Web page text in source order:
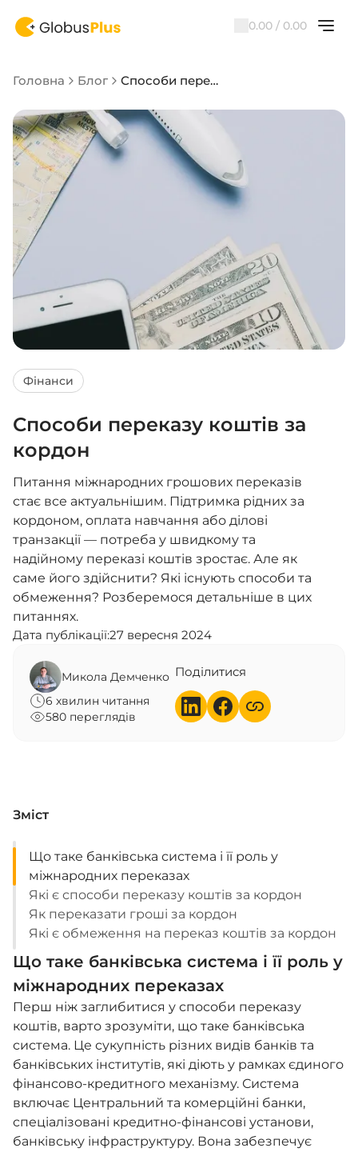
0.00 / 0.00
Головна Блог Способи переказу коштів за кордон
Фінанси
Способи переказу коштів за
кордон
Питання міжнародних грошових переказів
стає все актуальнішим. Підтримка рідних за
кордоном, оплата навчання або ділові
транзакції — потреба у швидкому та
надійному переказі коштів зростає. Але як
саме його здійснити? Які існують способи та
обмеження? Розберемося детальніше в цих
питаннях.
Дата публікації:27 вересня 2024
Микола Демченко
6 хвилин читання
580 переглядів
Поділитися
Зміст
Що таке банківська система і її роль у
міжнародних переказах
Які є способи переказу коштів за кордон
Як переказати гроші за кордон
Які є обмеження на переказ коштів за кордон
Що таке банківська система і її роль у
міжнародних переказах
Перш ніж заглибитися у способи переказу
коштів, варто зрозуміти, що таке банківська
система. Це сукупність різних видів банків та
банківських інститутів, які діють у рамках єдиного
фінансово-кредитного механізму. Система
включає Центральний та комерційні банки,
спеціалізовані кредитно-фінансові установи,
банківську інфраструктуру. Вона забезпечує